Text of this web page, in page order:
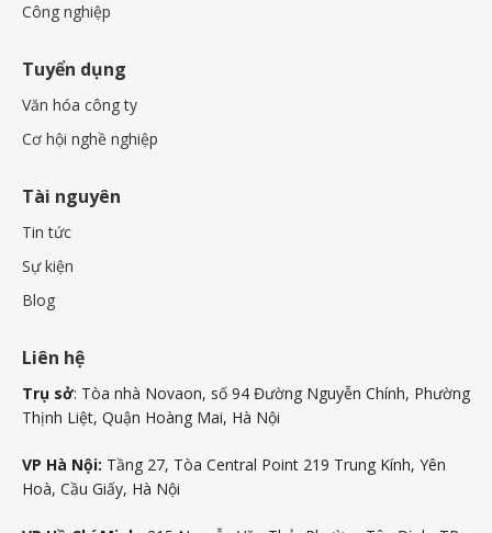
Công nghiệp
Tuyển dụng
Văn hóa công ty
Cơ hội nghề nghiệp
Tài nguyên
Tin tức
Sự kiện
Blog
Liên hệ
Trụ sở: Tòa nhà Novaon, số 94 Đường Nguyễn Chính, Phường
Thịnh Liệt, Quận Hoàng Mai, Hà Nội
VP Hà Nội: Tầng 27, Tòa Central Point 219 Trung Kính, Yên
Hoà, Cầu Giấy, Hà Nội